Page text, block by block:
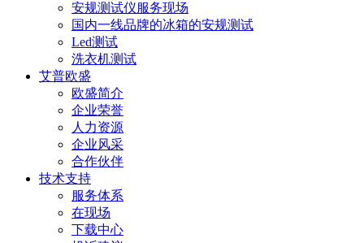
安规测试仪服务现场
国内一线品牌的冰箱的安规测试
Led测试
洗衣机测试
艾普欧盛
欧盛简介
企业荣誉
人力资源
企业风采
合作伙伴
技术支持
服务体系
在现场
下载中心